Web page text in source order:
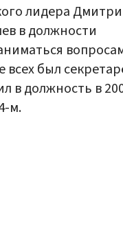
лидера
в должности
был
в должность в
м.